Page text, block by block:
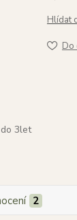
Hlídat
Do
3let
2